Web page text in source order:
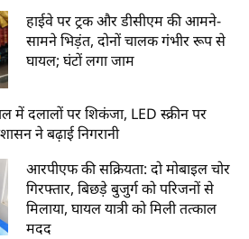
हाईवे पर ट्रक और डीसीएम की आमने-
सामने भिड़ंत, दोनों चालक गंभीर रूप से
घायल; घंटों लगा जाम
में दलालों पर शिकंजा, LED स्क्रीन पर
ने बढ़ाई निगरानी
आरपीएफ की सक्रियता: दो मोबाइल चोर
गिरफ्तार, बिछड़े बुजुर्ग को परिजनों से
मिलाया, घायल यात्री को मिली तत्काल
मदद